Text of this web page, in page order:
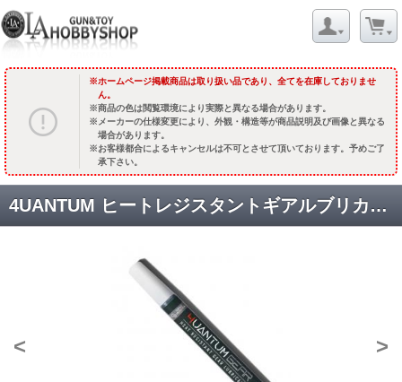
ホームページ掲載商品は取り扱い品であり、全てを在庫しておりませ
ん。
商品の色は閲覧環境により実際と異なる場合があります。
メーカーの仕様変更により、外観・構造等が商品説明及び画像と異なる
場合があります。
お客様都合によるキャンセルは不可とさせて頂いております。予めご了
承下さい。
4UANTUM ヒートレジスタントギアルブリカント (ペンタイプ耐熱ギアグリス) [4UAD-GEARLUB] [取寄]
< >